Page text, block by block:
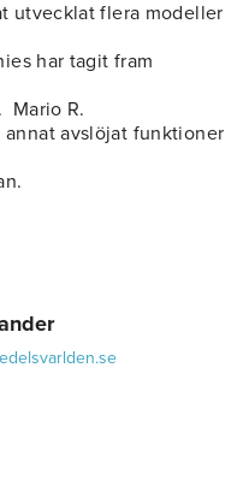
utvecklat flera modeller
har tagit fram
Mario R.
avslöjat funktioner